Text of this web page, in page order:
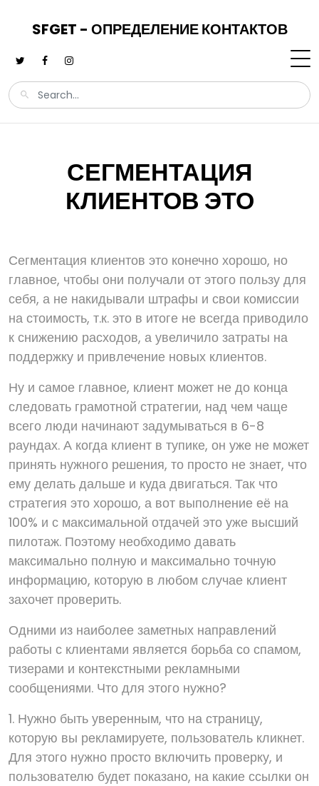
SFGET - ОПРЕДЕЛЕНИЕ КОНТАКТОВ
СЕГМЕНТАЦИЯ
КЛИЕНТОВ ЭТО
Сегментация клиентов это конечно хорошо, но
главное, чтобы они получали от этого пользу для
себя, а не накидывали штрафы и свои комиссии
на стоимость, т.к. это в итоге не всегда приводило
к снижению расходов, а увеличило затраты на
поддержку и привлечение новых клиентов.
Ну и самое главное, клиент может не до конца
следовать грамотной стратегии, над чем чаще
всего люди начинают задумываться в 6-8
раундах. А когда клиент в тупике, он уже не может
принять нужного решения, то просто не знает, что
ему делать дальше и куда двигаться. Так что
стратегия это хорошо, а вот выполнение её на
100% и с максимальной отдачей это уже высший
пилотаж. Поэтому необходимо давать
максимально полную и максимально точную
информацию, которую в любом случае клиент
захочет проверить.
Одними из наиболее заметных направлений
работы с клиентами является борьба со спамом,
тизерами и контекстными рекламными
сообщениями. Что для этого нужно?
1. Нужно быть уверенным, что на страницу,
которую вы рекламируете, пользователь кликнет.
Для этого нужно просто включить проверку, и
пользователю будет показано, на какие ссылки он